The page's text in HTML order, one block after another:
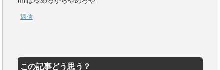
返信
この記事どう思う？